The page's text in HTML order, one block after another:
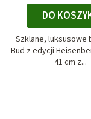
DO
Szklane, luksusowe
Bud z edycji
41 cm z...